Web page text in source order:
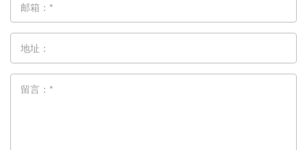
邮箱：*
地址：
留言：*